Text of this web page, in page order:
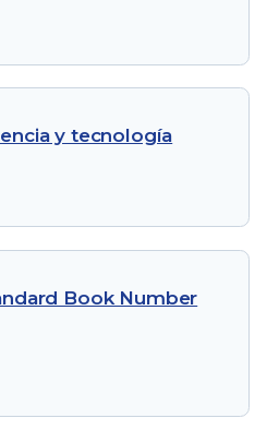
y tecnología
Book Number